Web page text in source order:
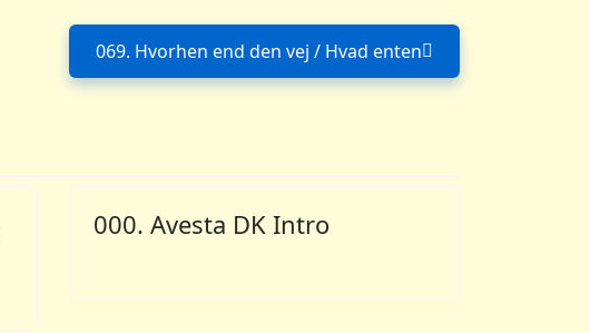
Næste artikel: 069. Hvorhen end den
069. Hvorhen end den vej / Hvad enten
000. Avesta DK Intro